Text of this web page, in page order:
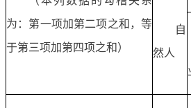
为：第一项加第二项之和，等
于第三项加第四项之和）
自
然人